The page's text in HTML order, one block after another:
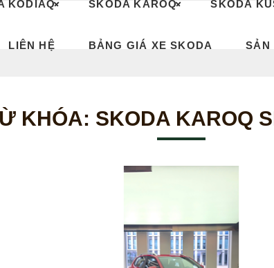
KODIAQ SKODA KAROQ SKODA
LIÊN HỆ BẢNG GIÁ XE SKODA SẢN
KHÓA: SKODA KAROQ